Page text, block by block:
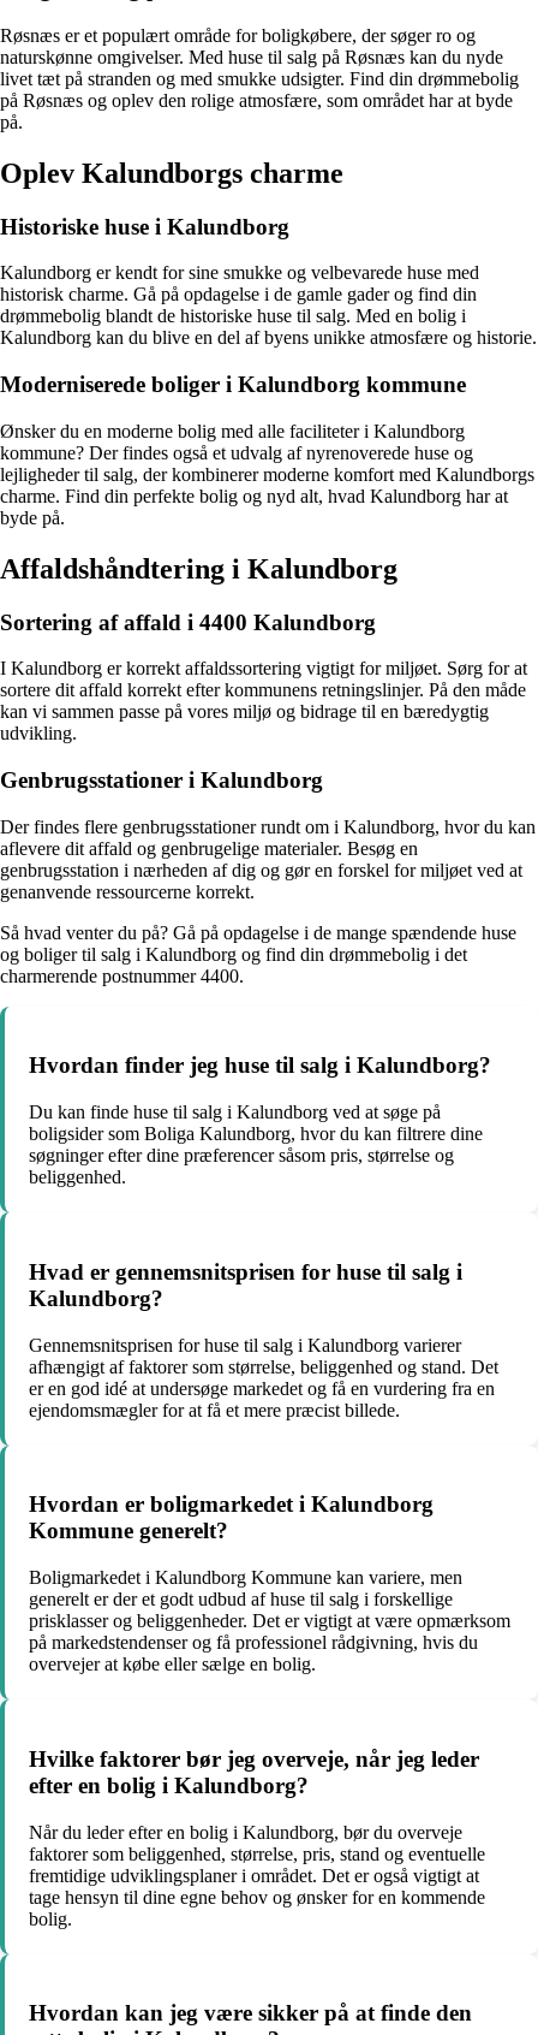
Røsnæs er et populært område for boligkøbere, der søger ro og
naturskønne omgivelser. Med huse til salg på Røsnæs kan du nyde
livet tæt på stranden og med smukke udsigter. Find din drømmebolig
på Røsnæs og oplev den rolige atmosfære, som området har at byde
på.
Oplev Kalundborgs charme
Historiske huse i Kalundborg
Kalundborg er kendt for sine smukke og velbevarede huse med
historisk charme. Gå på opdagelse i de gamle gader og find din
drømmebolig blandt de historiske huse til salg. Med en bolig i
Kalundborg kan du blive en del af byens unikke atmosfære og historie.
Moderniserede boliger i Kalundborg kommune
Ønsker du en moderne bolig med alle faciliteter i Kalundborg
kommune? Der findes også et udvalg af nyrenoverede huse og
lejligheder til salg, der kombinerer moderne komfort med Kalundborgs
charme. Find din perfekte bolig og nyd alt, hvad Kalundborg har at
byde på.
Affaldshåndtering i Kalundborg
Sortering af affald i 4400 Kalundborg
I Kalundborg er korrekt affaldssortering vigtigt for miljøet. Sørg for at
sortere dit affald korrekt efter kommunens retningslinjer. På den måde
kan vi sammen passe på vores miljø og bidrage til en bæredygtig
udvikling.
Genbrugsstationer i Kalundborg
Der findes flere genbrugsstationer rundt om i Kalundborg, hvor du kan
aflevere dit affald og genbrugelige materialer. Besøg en
genbrugsstation i nærheden af dig og gør en forskel for miljøet ved at
genanvende ressourcerne korrekt.
Så hvad venter du på? Gå på opdagelse i de mange spændende huse
og boliger til salg i Kalundborg og find din drømmebolig i det
charmerende postnummer 4400.
Hvordan finder jeg huse til salg i Kalundborg?
Du kan finde huse til salg i Kalundborg ved at søge på
boligsider som Boliga Kalundborg, hvor du kan filtrere dine
søgninger efter dine præferencer såsom pris, størrelse og
beliggenhed.
Hvad er gennemsnitsprisen for huse til salg i
Kalundborg?
Gennemsnitsprisen for huse til salg i Kalundborg varierer
afhængigt af faktorer som størrelse, beliggenhed og stand. Det
er en god idé at undersøge markedet og få en vurdering fra en
ejendomsmægler for at få et mere præcist billede.
Hvordan er boligmarkedet i Kalundborg
Kommune generelt?
Boligmarkedet i Kalundborg Kommune kan variere, men
generelt er der et godt udbud af huse til salg i forskellige
prisklasser og beliggenheder. Det er vigtigt at være opmærksom
på markedstendenser og få professionel rådgivning, hvis du
overvejer at købe eller sælge en bolig.
Hvilke faktorer bør jeg overveje, når jeg leder
efter en bolig i Kalundborg?
Når du leder efter en bolig i Kalundborg, bør du overveje
faktorer som beliggenhed, størrelse, pris, stand og eventuelle
fremtidige udviklingsplaner i området. Det er også vigtigt at
tage hensyn til dine egne behov og ønsker for en kommende
bolig.
Hvordan kan jeg være sikker på at finde den